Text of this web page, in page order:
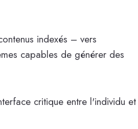
indexés – vers
capables de générer des
critique entre l'individu et